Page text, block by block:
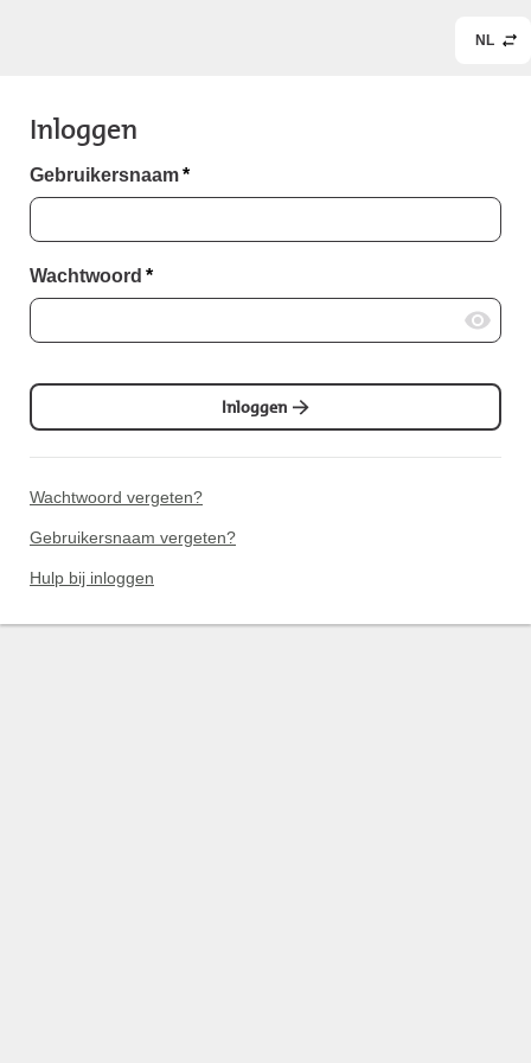
NL
Inloggen
Gebruikersnaam*
Wachtwoord *
Inloggen
Wachtwoord vergeten?
Gebruikersnaam vergeten?
Hulp bij inloggen